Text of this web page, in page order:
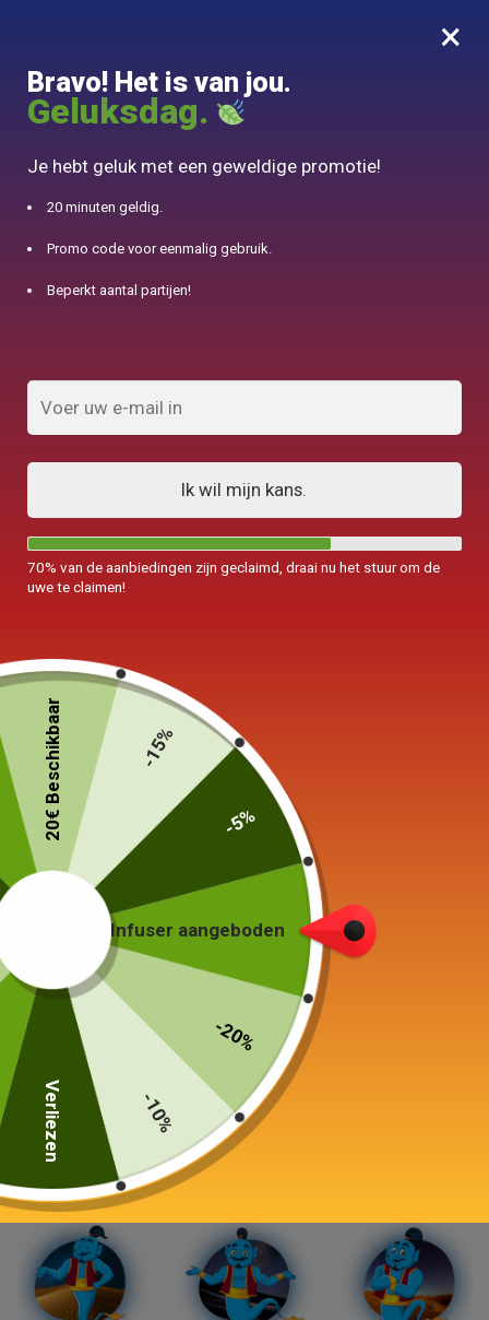
0
10% aangeboden voor 50€ aankopen met DJINN-code10
Kleine theepot in Cuite Earth
Yixing 160ml
69,00 €
Kleur
In winkelwagen
×
Bravo! Het is van jou.
Geluksdag.
Je hebt geluk met een geweldige promotie!
20 minuten geldig.
Promo code voor eenmalig gebruik.
Beperkt aantal partijen!
Ik wil mijn kans.
70% van de aanbiedingen zijn geclaimd, draai nu het stuur om de
uwe te claimen!
Infuser aangeboden
-20%
-10%
Verliezen
20€ Beschikbaar -15%
-5%